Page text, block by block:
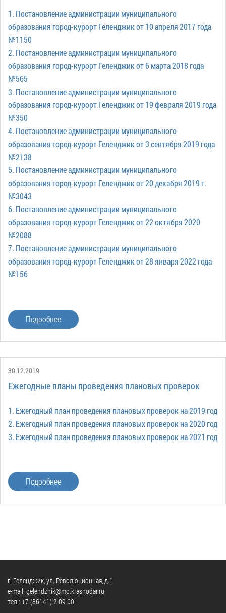
1. Постановление администрации муниципального
образования город-курорт Геленджик от 10 апреля 2017 года
№1150
2. Постановление администрации муниципального
образования город-курорт Геленджик от 6 марта 2018 года
№565
3. Постановление администрации муниципального
образования город-курорт Геленджик от 19 февраля 2019 года
№350
4. Постановление администрации муниципального
образования город-курорт Геленджик от 3 сентября 2019 года
№2138
5. Постановление администрации муниципального
образования город-курорт Геленджик от 20 декабря 2019 г.
№3043
6. Постановление администрации муниципального
образования город-курорт Геленджик от 22 октября 2020
№2088
7. Постановление администрации муниципального
образования город-курорт Геленджик от 28 января 2022 года
№156
Подробнее
30.12.2019
Ежегодные планы проведения плановых проверок
1. Ежегодный план проведения плановых проверок на 2019 год
2. Ежегодный план проведения плановых проверок на 2020 год
3. Ежегодный план проведения плановых проверок на 2021 год
Подробнее
г. Геленджик, ул. Революционная, д.1
e-mail: gelendzhik@mo.krasnodar.ru
тел.: +7 (86141) 2-09-00